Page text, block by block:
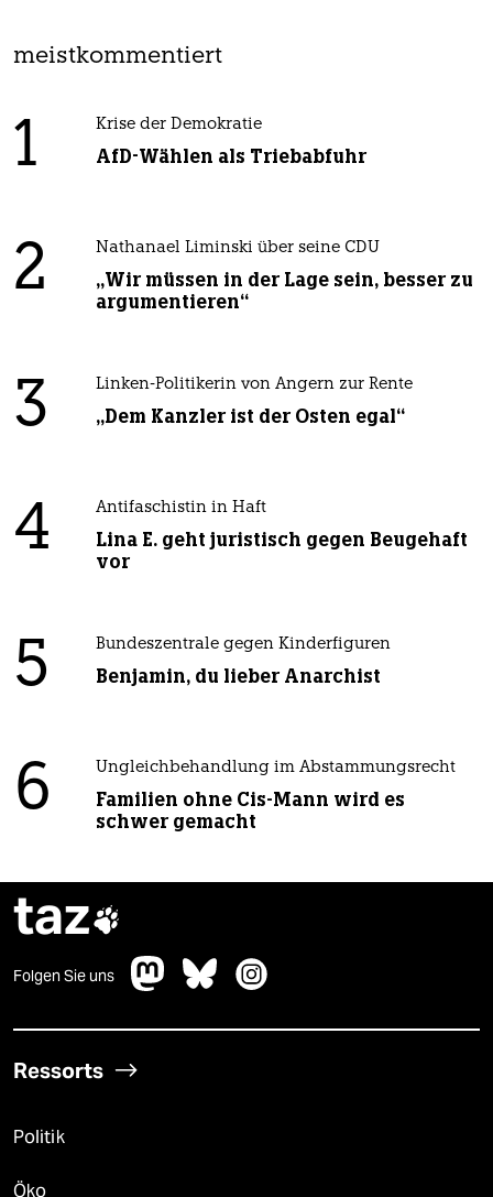
meistkommentiert
1 Krise der Demokratie
AfD-Wählen als Triebabfuhr
2 Nathanael Liminski über seine CDU
„Wir müssen in der Lage sein, besser zu
argumentieren“
3 Linken-Politikerin von Angern zur Rente
„Dem Kanzler ist der Osten egal“
4 Antifaschistin in Haft
Lina E. geht juristisch gegen Beugehaft
vor
5 Bundeszentrale gegen Kinderfiguren
Benjamin, du lieber Anarchist
6 Ungleichbehandlung im Abstammungsrecht
Familien ohne Cis-Mann wird es
schwer gemacht
taz
Folgen Sie uns
Ressorts
Politik
Öko